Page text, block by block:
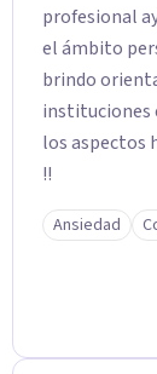
profesional
el ámbito
brindo
instituciones
los aspectos
!!
Ansiedad